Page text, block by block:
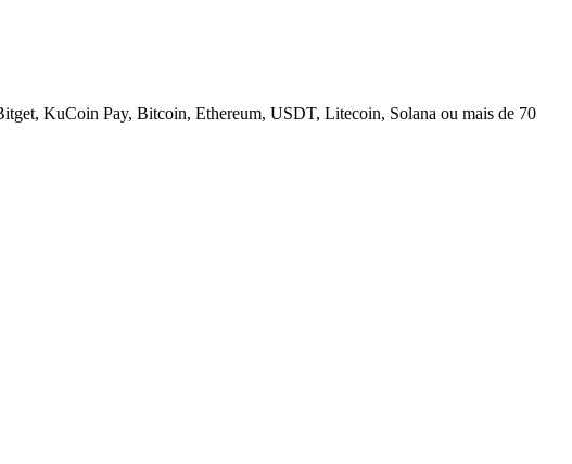
KuCoin Pay, Bitcoin, Ethereum, USDT, Litecoin, Solana ou mais de 70